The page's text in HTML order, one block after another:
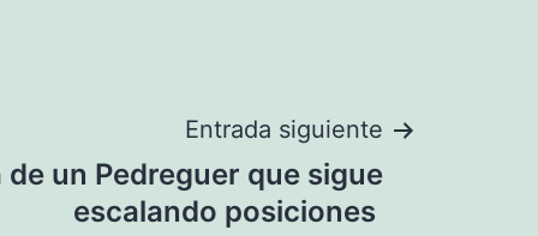
Entrada siguiente
un Pedreguer que sigue
escalando posiciones